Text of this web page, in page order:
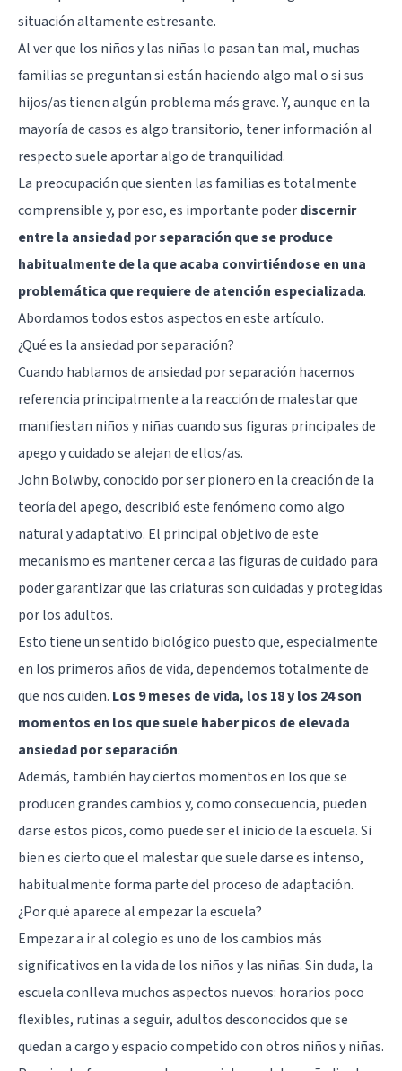
situación altamente estresante.
Al ver que los niños y las niñas lo pasan tan mal, muchas
familias se preguntan si están haciendo algo mal o si sus
hijos/as tienen algún problema más grave. Y, aunque en la
mayoría de casos es algo transitorio, tener información al
respecto suele aportar algo de tranquilidad.
La preocupación que sienten las familias es totalmente
comprensible y, por eso, es importante poderdiscernir
entre la ansiedad por separación que se produce
habitualmente de la que acaba convirtiéndose en una
problemática que requiere de atención especializada.
Abordamos todos estos aspectos en este artículo.
¿Qué es la ansiedad por separación?
Cuando hablamos de ansiedad por separación hacemos
referencia principalmente a la reacción de malestar que
manifiestan niños y niñas cuando sus figuras principales de
apego y cuidado se alejan de ellos/as.
John Bolwby, conocido por ser pionero en la creación de la
teoría del apego, describió este fenómeno como algo
natural y adaptativo. El principal objetivo de este
mecanismo es mantener cerca a las figuras de cuidado para
poder garantizar que las criaturas son cuidadas y protegidas
por los adultos.
Esto tiene un sentido biológico puesto que, especialmente
en los primeros años de vida, dependemos totalmente de
que nos cuiden. Los 9 meses de vida, los 18 y los 24 son
momentos en los que suele haber picos de elevada
ansiedad por separación.
Además, también hay ciertos momentos en los que se
producen grandes cambios y, como consecuencia, pueden
darse estos picos, como puede ser el inicio de la escuela. Si
bien es cierto que el malestar que suele darse es intenso,
habitualmente forma parte del proceso de adaptación.
¿Por qué aparece al empezar la escuela?
Empezar a ir al colegio es uno de los cambios más
significativos en la vida de los niños y las niñas. Sin duda, la
escuela conlleva muchos aspectos nuevos: horarios poco
flexibles, rutinas a seguir, adultos desconocidos que se
quedan a cargo y espacio competido con otros niños y niñas.